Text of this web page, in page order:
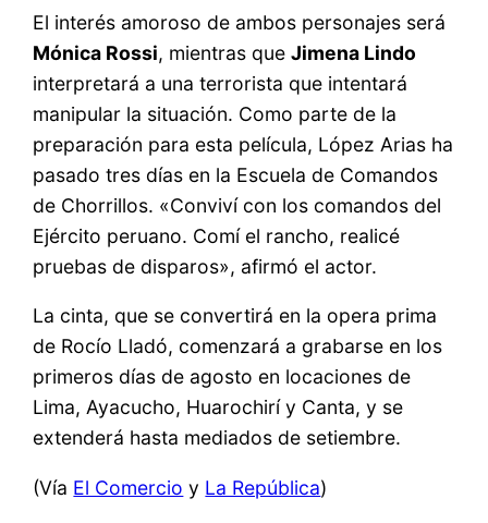
El interés amoroso de ambos personajes será
Mónica Rossi, mientras queJimena Lindo
interpretará a una terrorista que intentará
manipular la situación. Como parte de la
preparación para esta película, López Arias ha
pasado tres días en la Escuela de Comandos
de Chorrillos. «Conviví con los comandos del
Ejército peruano. Comí el rancho, realicé
pruebas de disparos», afirmó el actor.
La cinta, que se convertirá en la opera prima
de Rocío Lladó, comenzará a grabarse en los
primeros días de agosto en locaciones de
Lima, Ayacucho, Huarochirí y Canta, y se
extenderá hasta mediados de setiembre.
(Vía El Comercio y La República)